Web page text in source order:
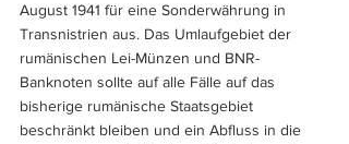
August 1941 für eine Sonderwährung in
Transnistrien aus. Das Umlaufgebiet der
rumänischen Lei-Münzen und BNR-
Banknoten sollte auf alle Fälle auf das
bisherige rumänische Staatsgebiet
beschränkt bleiben und ein Abfluss in die